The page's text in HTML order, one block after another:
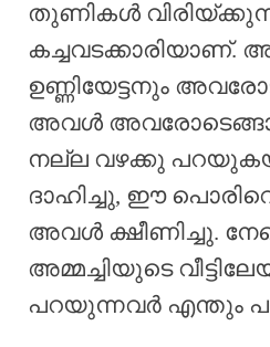
തുണികൾ
കച്ചവടക്കാരിയാണ്.
ഉണ്ണിയേട്ടനും
അവൾ
നല്ല വഴക്കു
ദാഹിച്ചു, ഈ
അവൾ ക്ഷീണിച്ചു.
അമ്മച്ചിയുടെ
പറയുന്നവർ എന്തും